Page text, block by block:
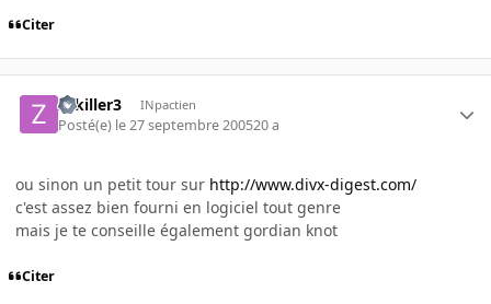
Citer
zekiller3 INpactien
Posté(e) le 27 septembre 200520 a
ou sinon un petit tour sur http://www.divx-digest.com/
c'est assez bien fourni en logiciel tout genre
mais je te conseille également gordian knot
Citer